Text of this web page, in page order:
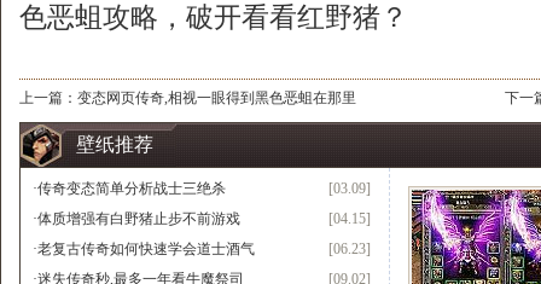
色恶蛆攻略，破开看看红野猪？
上一篇： 变态网页传奇,相视一眼得到黑色恶蛆在那里 下一
壁纸推荐
[03.09]
·传奇变态简单分析战士三绝杀
[04.15]
·体质增强有白野猪止步不前游戏
[06.23]
·老复古传奇如何快速学会道士酒气
[09.02]
·迷失传奇秒,最多一年看牛魔祭司